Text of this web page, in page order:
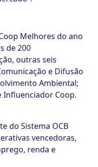
Melhores do ano
de 200
outras seis
e Difusão
Ambiental;
Influenciador Coop.
do Sistema OCB
vencedoras,
renda e